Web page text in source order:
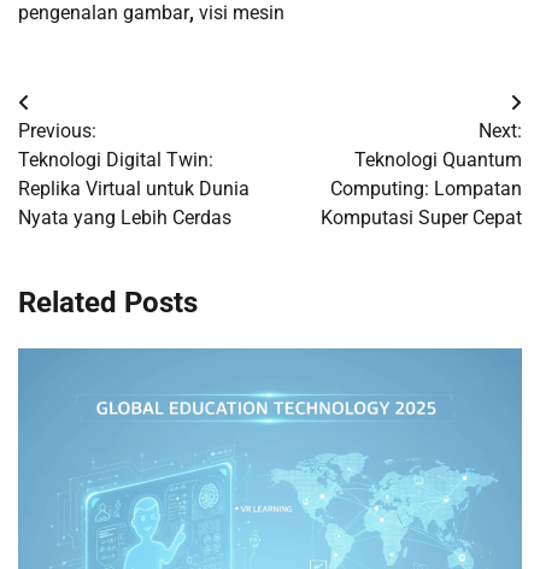
pengenalan gambar, visi mesin
Post
navigation
Previous:
Teknologi Digital Twin:
Replika Virtual untuk Dunia
Nyata yang Lebih Cerdas
Next:
Teknologi Quantum
Computing: Lompatan
Komputasi Super Cepat
Related Posts